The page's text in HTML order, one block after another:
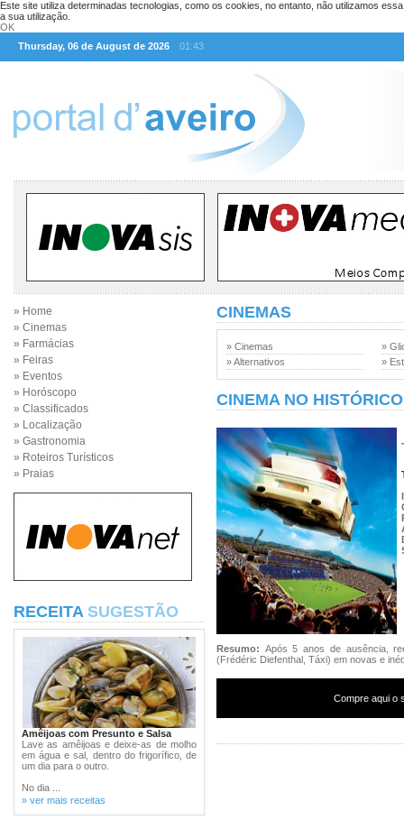
Este site utiliza determinadas tecnologias, como os cookies, no entanto, não utilizamos
a sua utilização.
OK
Thursday, 06 de August de 2026
01:43
» Home
» Cinemas
» Farmácias
» Feiras
» Eventos
» Horóscopo
» Classificados
» Localização
» Gastronomia
» Roteiros Turísticos
» Praias
RECEITA SUGESTÃO
Amêijoas com Presunto e Salsa
Lave as amêijoas e deixe-as de molho
em água e sal, dentro do frigorífico, de
um dia para o outro.
No dia ...
» ver mais receitas
CINEMAS
» Cinemas
» Alternativos
»
»
CINEMA NO HISTÓRICO
Resumo: Após 5 anos de ausência,
(Frédéric Diefenthal, Táxi) em novas e
Compre aqui o